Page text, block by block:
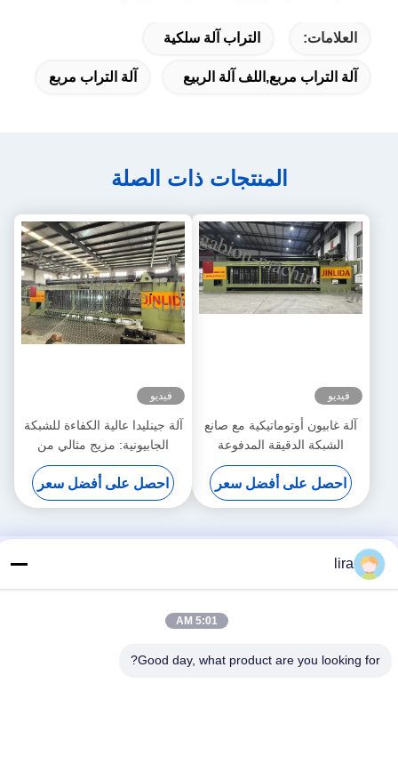
العلامات: التراب آلة سلكية
آلة التراب مربع,اللف آلة الربيع آلة التراب مربع
المنتجات ذات الصلة
فيديو
آلة غابيون أوتوماتيكية مع صانع
الشبكة الدقيقة المدفوعة
بالسيرو 5.3m عرض أقصى
احصل على أفضل سعر
فيديو
آلة جينليدا عالية الكفاءة للشبكة
الجابيونية: مزيج مثالي من
الإنتاج السريع والنسيج الدقيق
لزيادة الإنتاجية
احصل على أفضل سعر
lira
5:01 AM
Good day, what product are you looking for?